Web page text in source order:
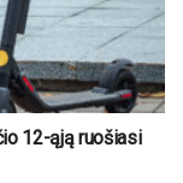
12-ąją ruošiasi